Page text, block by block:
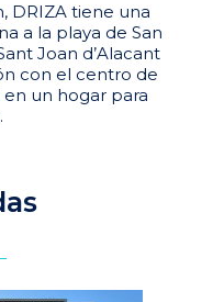
DRIZA tiene una
a la playa de San
Joan d’Alacant
con el centro de
un hogar para